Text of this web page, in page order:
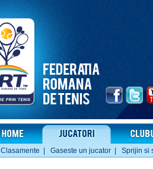
Clasamente Gaseste un jucator Sprijin si